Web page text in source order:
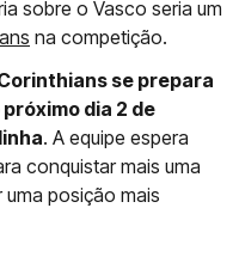
sobre o Vasco seria um
na competição.
se prepara
dia 2 de
. A equipe espera
conquistar mais uma
posição mais